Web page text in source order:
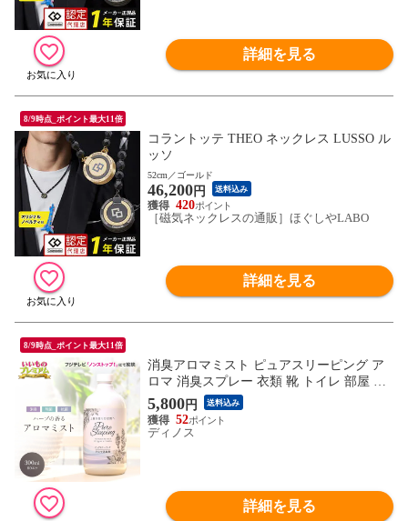
詳細を見る
8/9時点_ポイント最大11倍
コラントッテ THEO ネックレス LUSSO ル
ッソ
52cm／ゴールド
46,200円 送料込み
420
［磁気ネックレスの通販］ほぐしやLABO
詳細を見る
8/9時点_ポイント最大11倍
消臭アロマミスト ピュアスリーピング ア
ロマ 消臭スプレー 衣類 靴 トイレ 部屋 生
乾き臭 体臭 加齢臭 消臭 アロマミスト 除
菌スプレー 抗菌スプレー AR2476
5,800円 送料込み
52
ディノス
詳細を見る